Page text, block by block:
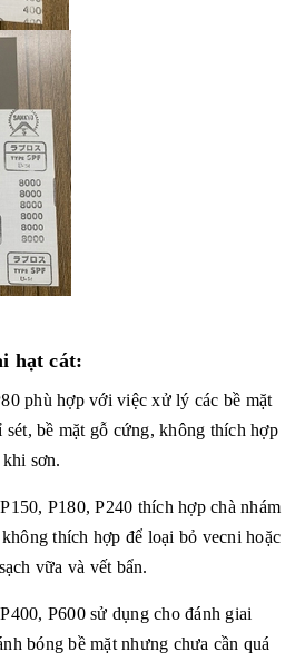
hạt cát:
phù hợp với việc xử lý các bề mặt
bề mặt gỗ cứng, không thích hợp
sơn.
P180, P240 thích hợp chà nhám
thích hợp để loại bỏ vecni hoặc
vữa và vết bẩn.
P600 sử dụng cho đánh giai
bóng bề mặt nhưng chưa cần quá